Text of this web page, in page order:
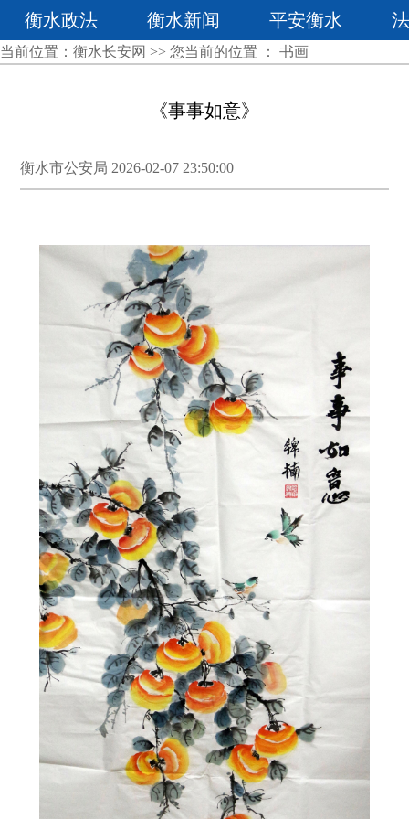
衡水政法 衡水新闻 平安衡水
当前位置： 衡水长安网 >> 您当前的位置 ： 书画
《事事如意》
衡水市公安局 2026-02-07 23:50:00